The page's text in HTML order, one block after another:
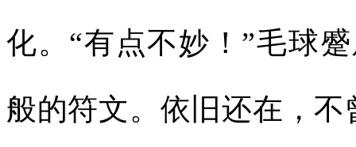
化。“有点不妙！”毛球
般的符文。依旧还在，